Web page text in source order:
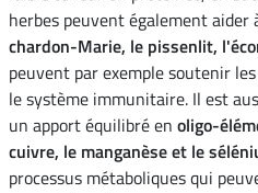
herbes peuvent également
chardon-Marie, le pissenlit,
peuvent par exemple soutenir
le système immunitaire. Il est
un apport équilibré en oligo-
cuivre, le manganèse et le
processus métaboliques qui